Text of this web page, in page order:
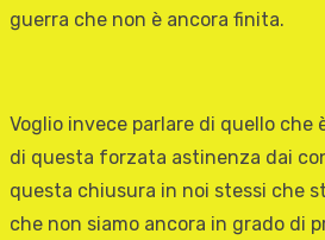
guerra che non è ancora finita.
Voglio invece parlare di quello
di questa forzata astinenza dai
questa chiusura in noi stessi che
che non siamo ancora in grado di